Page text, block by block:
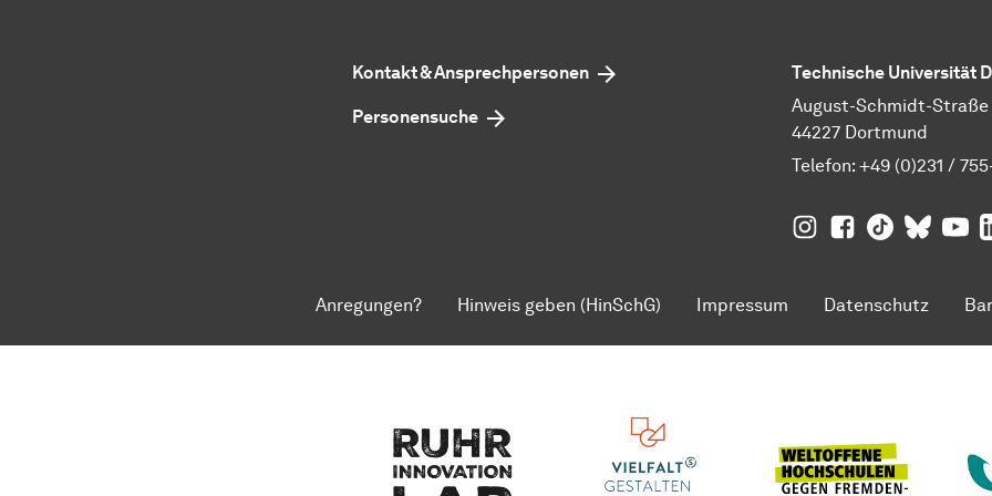
Kontakt & Ansprechpersonen
Personensuche
Technische Universität
August-Schmidt-Straße
44227 Dortmund
Telefon: +49 (0)231 /
TU Dortmund auf
TU Dortmund
TU TU
Anregungen? Hinweis geben (HinSchG) Impressum Datenschutz